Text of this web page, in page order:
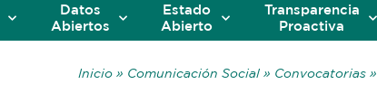
Datos
Abiertos
Estado
Abierto
Transparencia
Proactiva
Inicio » Comunicación Social » Convocatorias »